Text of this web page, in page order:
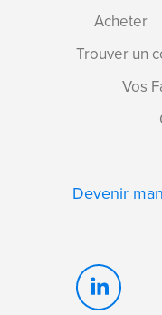
Acheter
Trouver un
Vos
Devenir